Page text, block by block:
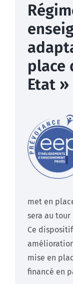
place
Etat »
met en
sera au
Ce
mise en
financé en